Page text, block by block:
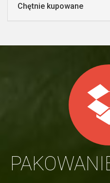
Chętnie kupowane